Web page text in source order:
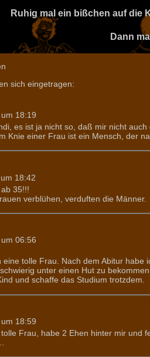
Ruhig mal ein bißchen auf die
Dann